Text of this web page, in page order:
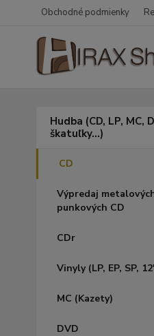
Obchodné podmienky
Hudba (CD, LP, MC,
škatuľky...)
CD
Výpredaj
punkových CD
CDr
Vinyly (LP, EP, SP,
MC (Kazety)
DVD